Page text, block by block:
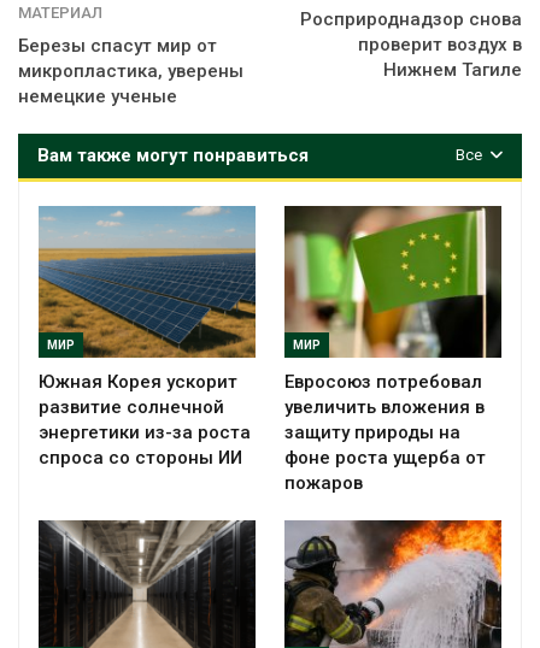
МАТЕРИАЛ
Березы спасут мир от
микропластика, уверены
немецкие ученые
Росприроднадзор снова
проверит воздух в
Нижнем Тагиле
Все
Вам также могут понравиться
МИР
Южная Корея ускорит
развитие солнечной
энергетики из-за роста
спроса со стороны ИИ
МИР
Евросоюз потребовал
увеличить вложения в
защиту природы на
фоне роста ущерба от
пожаров